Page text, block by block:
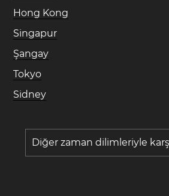
Hong Kong
Singapur
Şangay
Tokyo
Sidney
Diğer zaman dilimleriyle